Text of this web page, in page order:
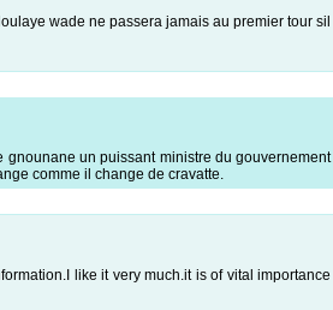
wade ne passera jamais au premier tour sil
un puissant ministre du gouvernement
comme il change de cravatte.
like it very much.it is of vital importance